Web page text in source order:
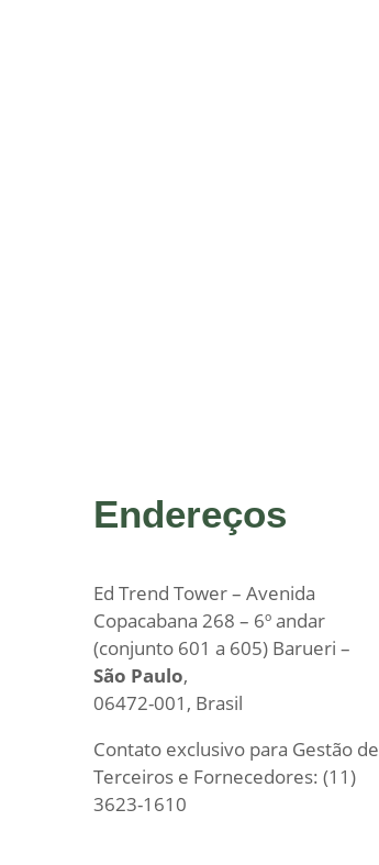
Endereços
Ed Trend Tower – Avenida
Copacabana 268 – 6º andar
(conjunto 601 a 605) Barueri –
São Paulo,
06472-001, Brasil
Contato exclusivo para Gestão de
Terceiros e Fornecedores: (11)
3623-1610